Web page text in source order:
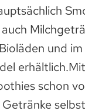
und
schon